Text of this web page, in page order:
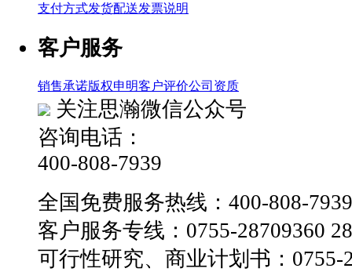
支付方式发货配送发票说明
客户服务
销售承诺版权申明客户评价公司资质
关注思瀚微信公众号
咨询电话：
400-808-7939
全国免费服务热线：400-808-7939
客户服务专线：0755-28709360
可行性研究、商业计划书：0755-